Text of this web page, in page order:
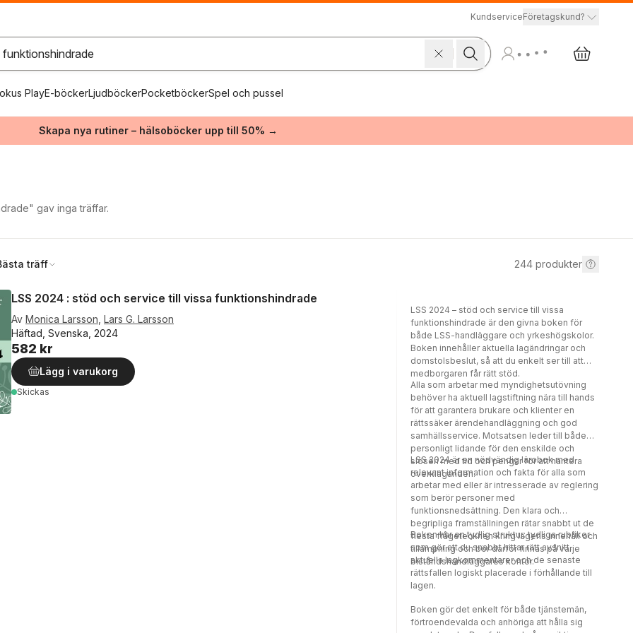
KundserviceFöretagskund?
PlayE-böckerLjudböckerPocketböckerSpel och pussel
Skapa nya rutiner – hälsoböcker upp till 50% →
gav inga träffar.
träff 244 produkter
LSS 2024 : stöd och service till vissa funktionshindrade
Av Monica Larsson Lars G. Larsson
Häftad, Svenska, 2024
582 kr
Lägg i varukorg
Skickas
LSS 2024 – stöd och service till vissa
funktionshindrade är den givna boken för
både LSS-handläggare och yrkeshögskolor.
Boken innehåller aktuella lagändringar och
domstolsbeslut, så att du enkelt ser till att
medborgaren får rätt stöd.
Alla som arbetar med myndighetsutövning
behöver ha aktuell lagstiftning nära till hands
för att garantera brukare och klienter en
rättssäker ärendehandläggning och god
samhällsservice. Motsatsen leder till både
personligt lidande för den enskilde och
slöseri med tid och pengar för att hantera
överklaganden.
LSS 2024 är en nödvändig lärobok med
relevant information och fakta för alla som
arbetar med eller är intresserade av reglering
som berör personer med
funktionsnedsättning. Den klara och
begripliga framställningen rätar snabbt ut de
flesta frågetecknen kring lagens innehåll och
tillämpning och bör därför finnas på varje
biståndshandläggares kontor.
Boken har en tydlig struktur: tydliga rubriker
som gör att du snabbt hittar rätt avsnitt,
aktuella lagkommentarer och de senaste
rättsfallen logiskt placerade i förhållande till
lagen.
Boken gör det enkelt för både tjänstemän,
förtroendevalda och anhöriga att hålla sig